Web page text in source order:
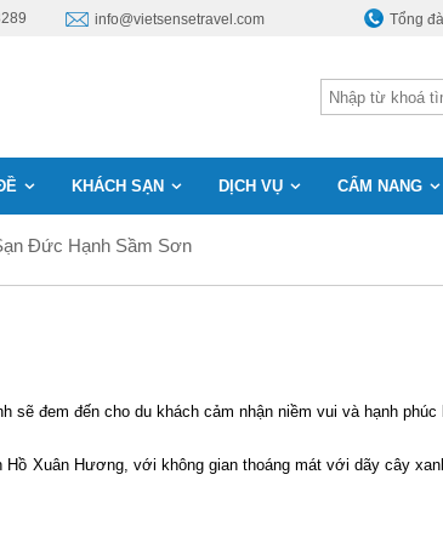
info@vietsensetravel.com Tổng
KHÁCH SẠN DỊCH VỤ CẨM NANG
Đức Hạnh Sầm Sơn
đem đến cho du khách cảm nhận niềm vui và hạnh
Xuân Hương, với không gian thoáng mát với dãy cây